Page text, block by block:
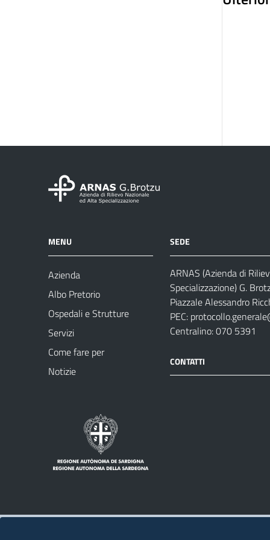
MENU
Azienda
Albo Pretorio
Ospedali e Strutture
Servizi
Come fare per
Notizie
SEDE
ARNAS (Azienda di
Specializzazione) G.
Piazzale Alessandro
PEC:
Centralino: 070 5391
CONTATTI